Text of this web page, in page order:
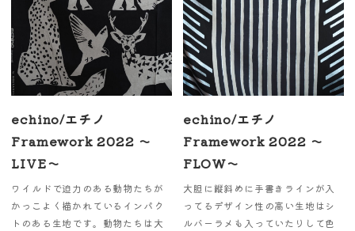
echino/エチノ
Framework 2022 ～
LIVE～
ワイルドで迫力のある動物たちが
かっこよく描かれているインパク
トのある生地です。動物たちは大
echino/エチノ
Framework 2022 ～
FLOW～
大胆に縦斜めに手書きラインが入
ってるデザイン性の高い生地はシ
ルバーラメも入っていたりして色